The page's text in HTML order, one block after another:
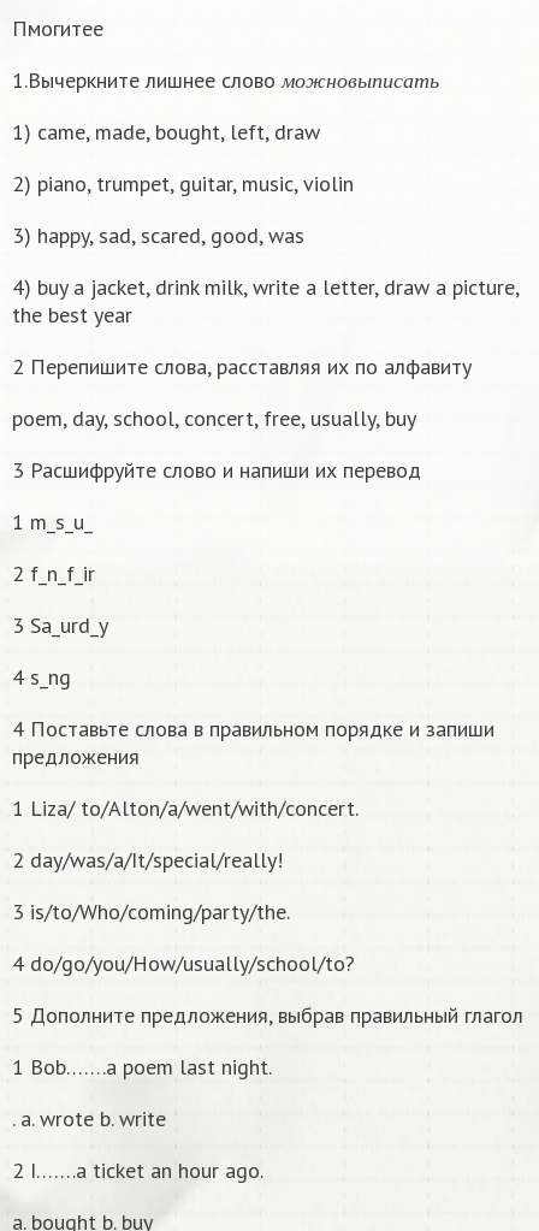
Пмогитее
1.Вычеркните лишнее словом о ж н о в ып и с а т ь
1) came, made, bought, left, draw
2) piano, trumpet, guitar, music, violin
3) happy, sad, scared, good, was
4) buy a jacket, drink milk, write a letter, draw a picture,
the best year
2 Перепишите слова, расставляя их по алфавиту
poem, day, school, concert, free, usually, buy
3 Расшифруйте слово и напиши их перевод
1 m_s_u_
2 f_n_f_ir
3 Sa_urd_y
4 s_ng
4 Поставьте слова в правильном порядке и запиши
предложения
1 Liza/ to/Alton/a/went/with/concert.
2 day/was/a/It/special/really!
3 is/to/Who/coming/party/the.
4 do/go/you/How/usually/school/to?
5 Дополните предложения, выбрав правильный глагол
1 Bob…….a poem last night.
. a. wrote b. write
2 I…….a ticket an hour ago.
a. bought b. buy